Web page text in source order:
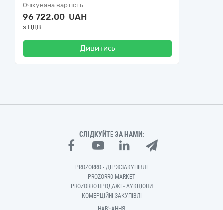
Очікувана вартість
96 722,00 UAH
з ПДВ
Дивитись
СЛІДКУЙТЕ ЗА НАМИ:
PROZORRO - ДЕРЖЗАКУПІВЛІ
PROZORRO MARKET
PROZORRO.ПРОДАЖІ - АУКЦІОНИ
КОМЕРЦІЙНІ ЗАКУПІВЛІ
НАВЧАННЯ